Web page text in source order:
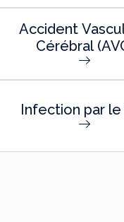
Accident
Cérébral
Infection par le